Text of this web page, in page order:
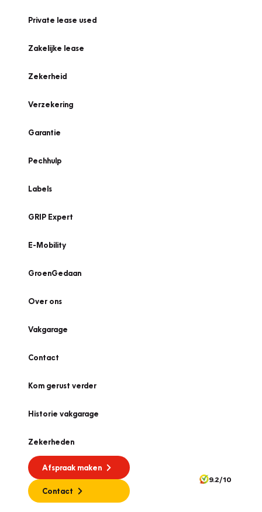
Private lease used
Zakelijke lease
Zekerheid
Verzekering
Garantie
Pechhulp
Labels
GRIP Expert
E-Mobility
GroenGedaan
Over ons
Vakgarage
Contact
Kom gerust verder
Historie vakgarage
Zekerheden
Afspraak maken
Contact
9.2/10